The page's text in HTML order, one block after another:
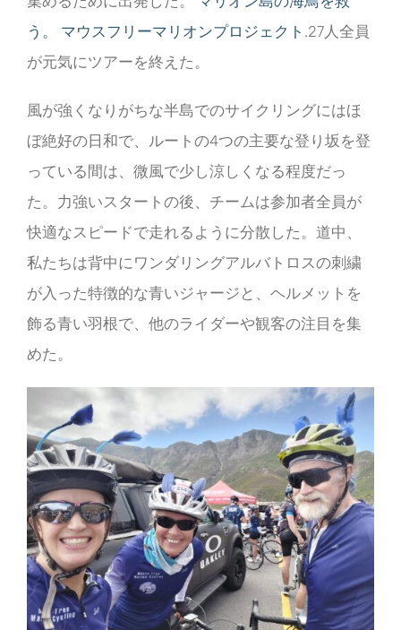
う。 マウスフリーマリオンプロジェクト .27人全員
が元気にツアーを終えた。
風が強くなりがちな半島でのサイクリングにはほ
ぼ絶好の日和で、ルートの4つの主要な登り坂を登
っている間は、微風で少し涼しくなる程度だっ
た。力強いスタートの後、チームは参加者全員が
快適なスピードで走れるように分散した。道中、
私たちは背中にワンダリングアルバトロスの刺繍
が入った特徴的な青いジャージと、ヘルメットを
飾る青い羽根で、他のライダーや観客の注目を集
めた。